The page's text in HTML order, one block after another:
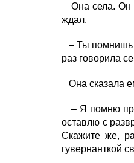
Она села. Он
ждал.
– Ты помнишь
раз говорила
Она сказала
– Я помню про
оставлю с
Скажите же,
гувернанткой